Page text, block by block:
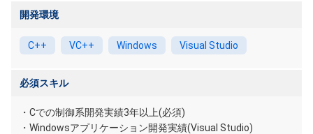
開発環境
C++ VC++ Windows Visual Studio
必須スキル
・Cでの制御系開発実績3年以上(必須)
・Windowsアプリケーション開発実績(Visual Studio)